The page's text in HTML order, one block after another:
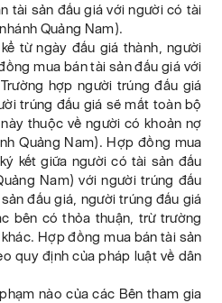
tài sản đấu giá với người có tài
Quảng Nam).
từ ngày đấu giá thành, người
mua bán tài sản đấu giá với
hợp người trúng đấu giá
trúng đấu giá sẽ mất toàn bộ
thuộc về người có khoản nợ
Quảng Nam). Hợp đồng mua
kết giữa người có tài sản đấu
Nam) với người trúng đấu
đấu giá, người trúng đấu giá
bên có thỏa thuận, trừ trường
Hợp đồng mua bán tài sản
quy định của pháp luật về dân
nào của các Bên tham gia